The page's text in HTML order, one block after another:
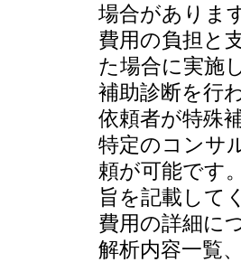
場合がありま
費用の負担と
た場合に実施
補助診断を行
依頼者が特殊
特定のコンサ
頼が可能です
旨を記載して
費用の詳細に
解析内容一覧